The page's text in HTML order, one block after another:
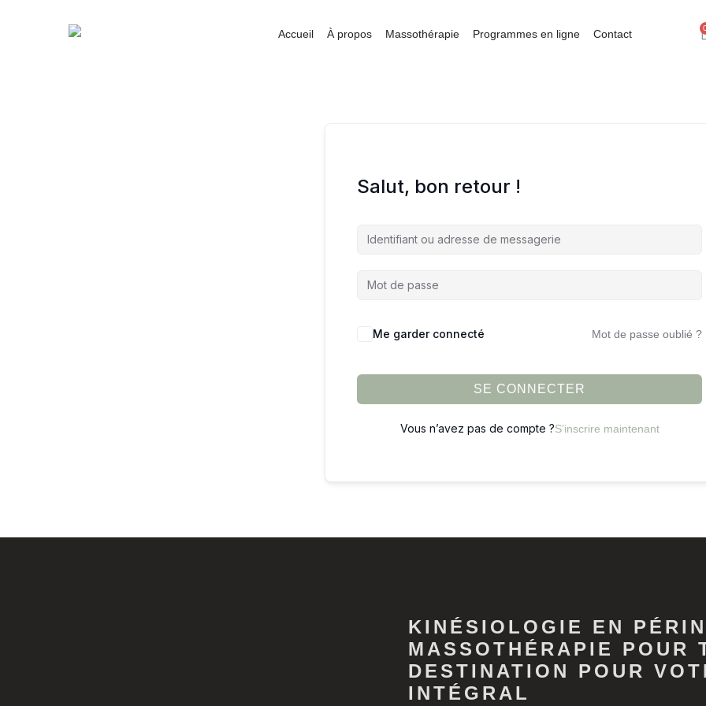
Accueil À propos Massothérapie Programmes en ligne Contact
Salut, bon retour !
Me garder connecté Mot de passe oublié ?
SE CONNECTER
Vous n’avez pas de compte ?S’inscrire maintenant
KINÉSIOLOGIE EN
MASSOTHÉRAPIE POUR
DESTINATION POUR
INTÉGRAL